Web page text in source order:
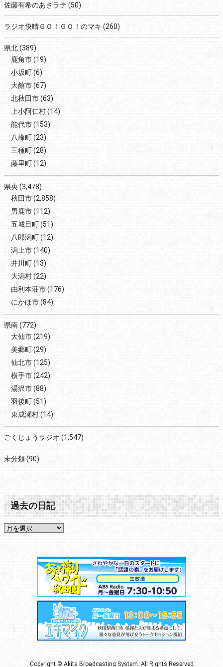
佐藤有希のあさラテ (50)
ラジオ快晴ＧＯ！ＧＯ！のマキ (260)
県北(389)
鹿角市(19)
小坂町(6)
大館市(67)
北秋田市(63)
上小阿仁村(14)
能代市(153)
八峰町(23)
三種町(28)
藤里町(12)
県央 (3,478)
秋田市(2,858)
男鹿市(112)
五城目町(51)
八郎潟町(12)
潟上市(140)
井川町(13)
大潟村(22)
由利本荘市(176)
にかほ市(84)
県南(772)
大仙市(219)
美郷町(29)
仙北市(125)
横手市(242)
湯沢市(88)
羽後町(51)
東成瀬村(14)
ごくじょうラジオ (1,547)
未分類(90)
過去の日記
Copyright © Akita Broadcasting System. All Rights Reserved